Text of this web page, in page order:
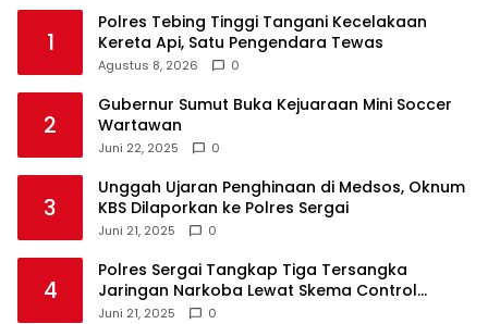
1
Polres Tebing Tinggi Tangani Kecelakaan
Kereta Api, Satu Pengendara Tewas
Agustus 8, 2026 0
2
Gubernur Sumut Buka Kejuaraan Mini Soccer
Wartawan
Juni 22, 2025 0
3
Unggah Ujaran Penghinaan di Medsos, Oknum
KBS Dilaporkan ke Polres Sergai
Juni 21, 2025 0
4
Polres Sergai Tangkap Tiga Tersangka
Jaringan Narkoba Lewat Skema Control
Delivery
Juni 21, 2025 0